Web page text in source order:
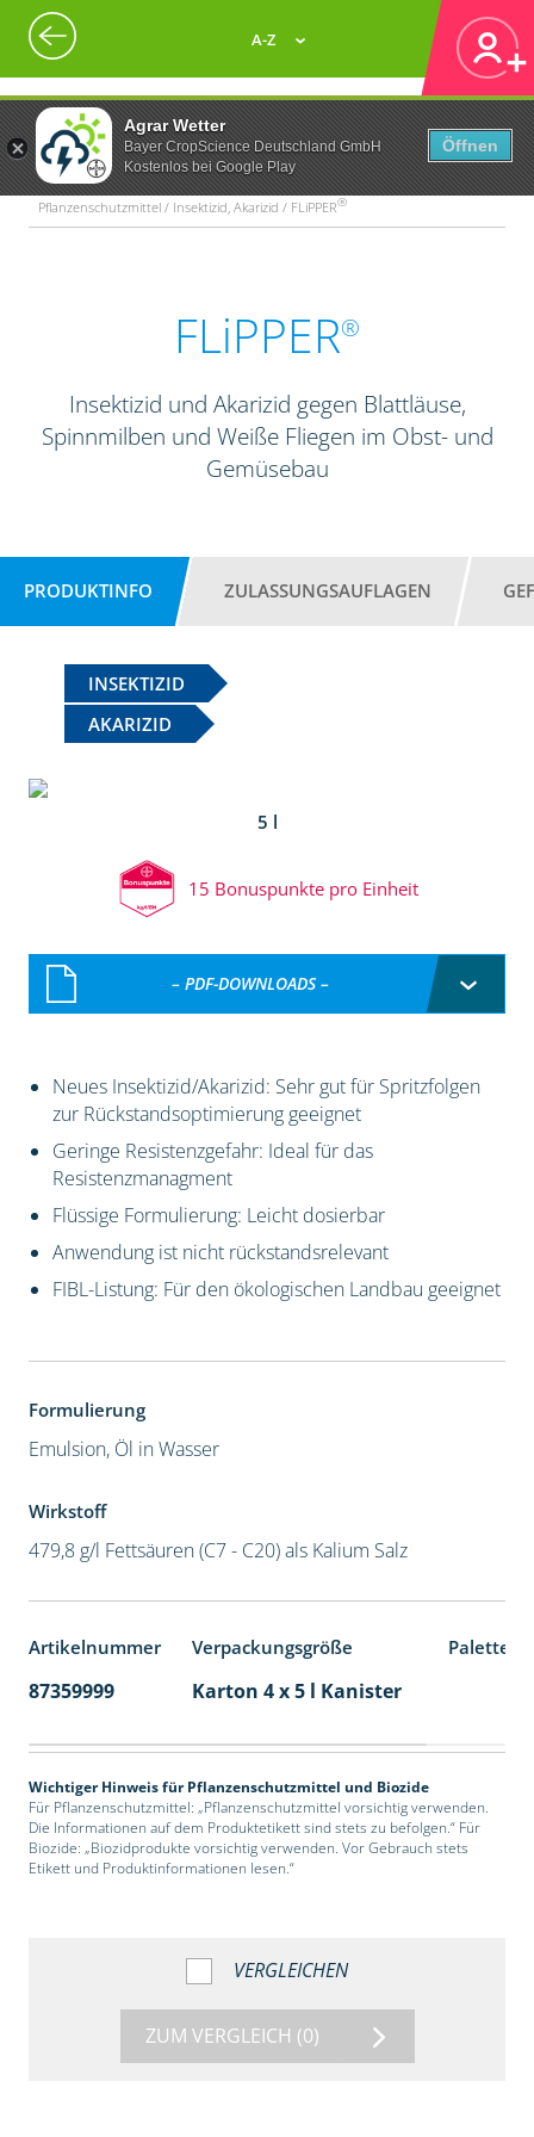
Agrar Wetter
Bayer CropScience Deutschland GmbH
Kostenlos bei Google Play
Öffnen
A-Z
Pflanzenschutzmittel / Insektizid, Akarizid / FLiPPER®
FLiPPER®
Insektizid und Akarizid gegen Blattläuse,
Spinnmilben und Weiße Fliegen im Obst- und
Gemüsebau
PRODUKTINFO ZULASSUNGSAUFLAGEN
INSEKTIZID
AKARIZID
5 l
15 Bonuspunkte pro Einheit
– PDF-DOWNLOADS –
Neues Insektizid/Akarizid: Sehr gut für Spritzfolgen
zur Rückstandsoptimierung geeignet
Geringe Resistenzgefahr: Ideal für das
Resistenzmanagment
Flüssige Formulierung: Leicht dosierbar
Anwendung ist nicht rückstandsrelevant
FIBL-Listung: Für den ökologischen Landbau geeignet
Formulierung
Emulsion, Öl in Wasser
Wirkstoff
479,8 g/l Fettsäuren (C7 - C20) als Kalium Salz
Artikelnummer Verpackungsgröße
87359999 Karton 4 x 5 l Kanister
Wichtiger Hinweis für Pflanzenschutzmittel und Biozide
Für Pflanzenschutzmittel: „Pflanzenschutzmittel vorsichtig verwenden.
Die Informationen auf dem Produktetikett sind stets zu befolgen.“ Für
Biozide: „Biozidprodukte vorsichtig verwenden. Vor Gebrauch stets
Etikett und Produktinformationen lesen.“
VERGLEICHEN
ZUM VERGLEICH (0)